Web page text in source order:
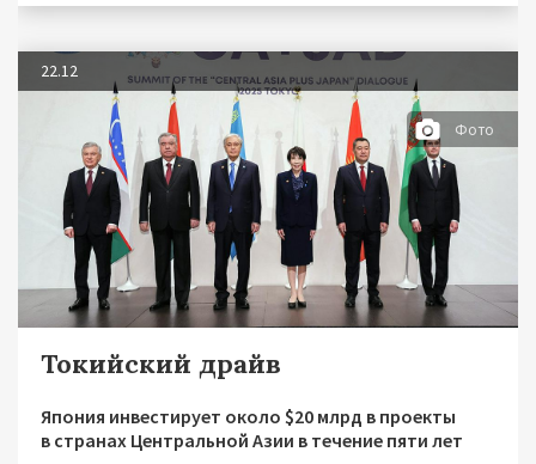
22.12
Фото
Токийский драйв
Япония инвестирует около $20 млрд в проекты
в странах Центральной Азии в течение пяти лет